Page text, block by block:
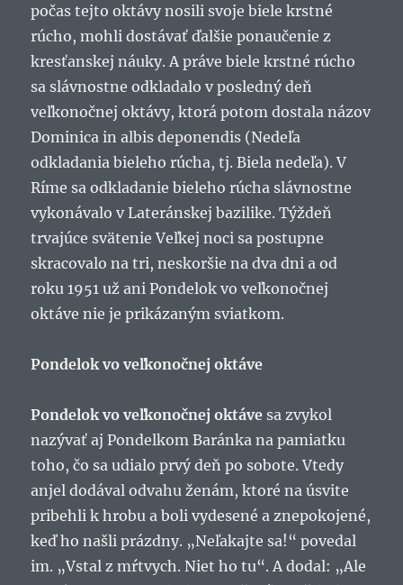
počas tejto oktávy nosili svoje biele krstné
rúcho, mohli dostávať ďalšie ponaučenie z
kresťanskej náuky. A práve biele krstné rúcho
sa slávnostne odkladalo v posledný deň
veľkonočnej oktávy, ktorá potom dostala názov
Dominica in albis deponendis (Nedeľa
odkladania bieleho rúcha, tj. Biela nedeľa). V
Ríme sa odkladanie bieleho rúcha slávnostne
vykonávalo v Lateránskej bazilike. Týždeň
trvajúce svätenie Veľkej noci sa postupne
skracovalo na tri, neskoršie na dva dni a od
roku 1951 už ani Pondelok vo veľkonočnej
oktáve nie je prikázaným sviatkom.
Pondelok vo veľkonočnej oktáve
Pondelok vo veľkonočnej oktáve sa zvykol
nazývať aj Pondelkom Baránka na pamiatku
toho, čo sa udialo prvý deň po sobote. Vtedy
anjel dodával odvahu ženám, ktoré na úsvite
pribehli k hrobu a boli vydesené a znepokojené,
keď ho našli prázdny. „Neľakajte sa!“ povedal
im. „Vstal z mŕtvych. Niet ho tu“. A dodal: „Ale